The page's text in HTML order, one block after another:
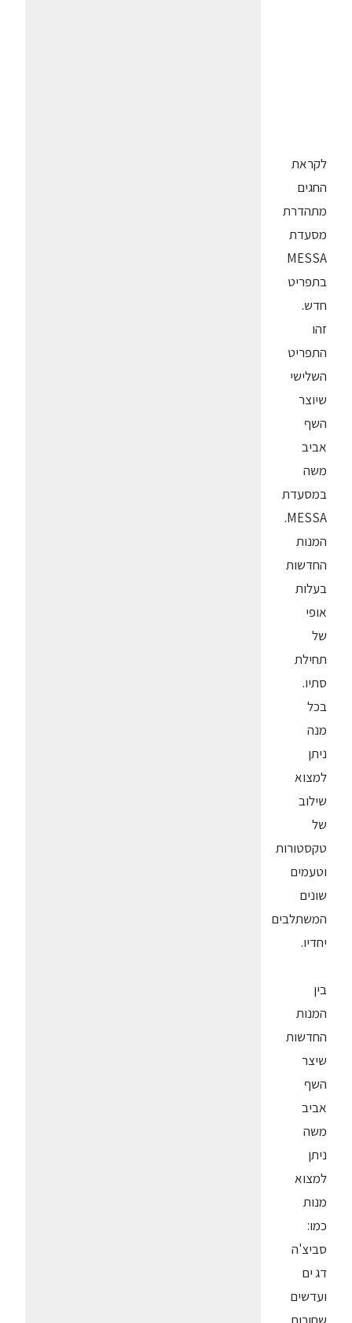
לקראת
החגים
מתהדרת
מסעדת
MESSA
בתפריט
חדש.
זהו
התפריט
השלישי
שיוצר
השף
אביב
משה
במסעדת
MESSA.
המנות
החדשות
בעלות
אופי
של
תחילת
סתיו.
בכל
מנה
ניתן
למצוא
שילוב
של
טקסטורות
וטעמים
שונים
המשתלבים
יחדיו.
בין
המנות
החדשות
שיצר
השף
אביב
משה
ניתן
למצוא
מנות
כמו:
סביצ'ה
דג ים
ועדשים